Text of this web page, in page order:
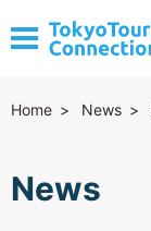
Home News
News